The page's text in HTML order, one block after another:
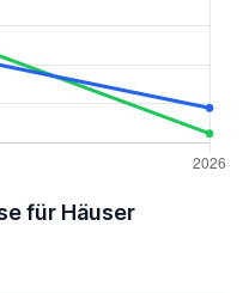
für Häuser